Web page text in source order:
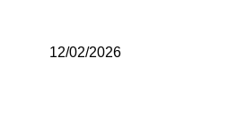
12/02/2026